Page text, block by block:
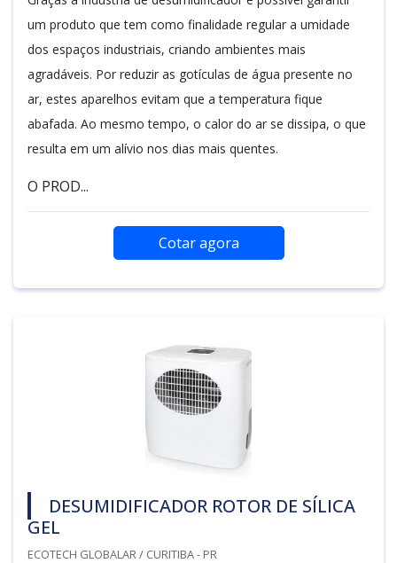
um produto que tem como finalidade regular a umidade
dos espaços industriais, criando ambientes mais
agradáveis. Por reduzir as gotículas de água presente no
ar, estes aparelhos evitam que a temperatura fique
abafada. Ao mesmo tempo, o calor do ar se dissipa, o que
resulta em um alívio nos dias mais quentes.
O PROD...
Cotar agora
DESUMIDIFICADOR ROTOR DE SÍLICA
GEL
ECOTECH GLOBALAR / CURITIBA - PR